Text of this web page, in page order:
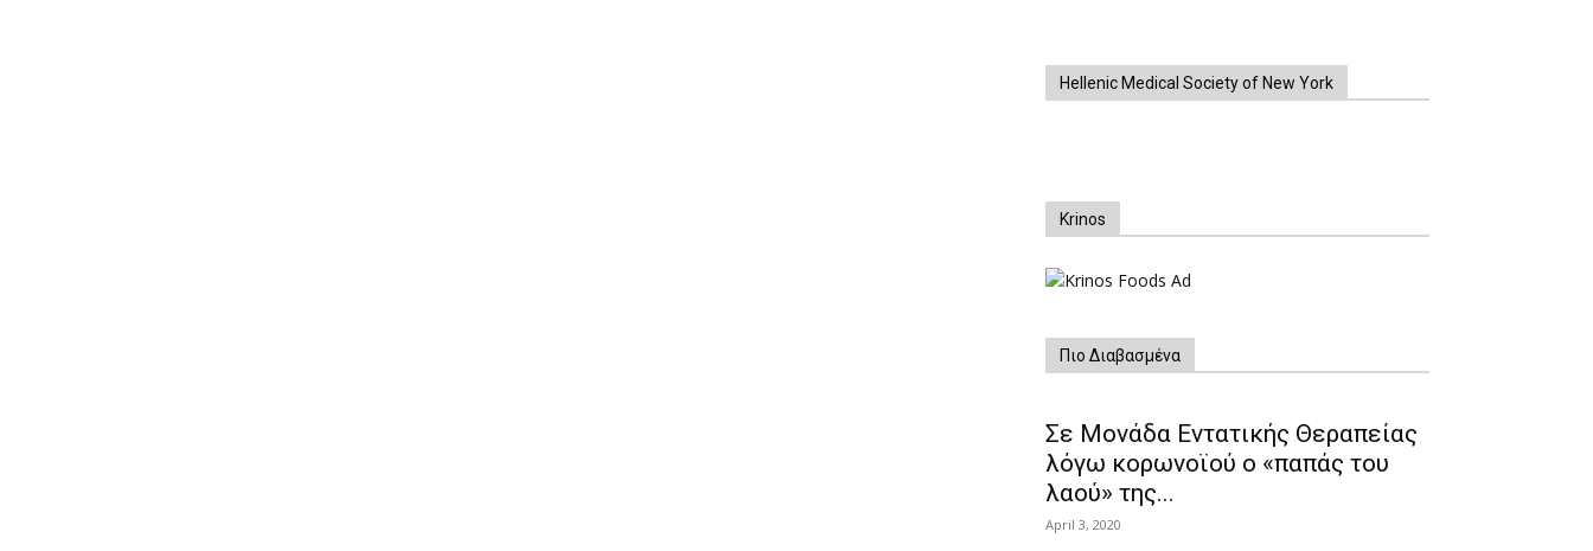
Hellenic Medical Society of New York
Krinos
Πιο Διαβασμένα
Σε Μονάδα Εντατικής Θεραπείας
λόγω κορωνοϊού ο «παπάς του
λαού» της...
April 3, 2020